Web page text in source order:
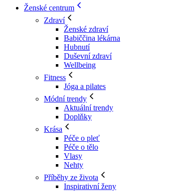
Ženské centrum
Zdraví
Ženské zdraví
Babiččina lékárna
Hubnutí
Duševní zdraví
Wellbeing
Fitness
Jóga a pilates
Módní trendy
Aktuální trendy
Doplňky
Krása
Péče o pleť
Péče o tělo
Vlasy
Nehty
Příběhy ze života
Inspirativní ženy